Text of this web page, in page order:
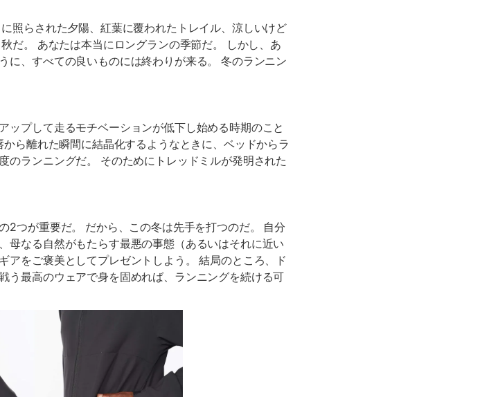
照らされた夕陽、紅葉に覆われたトレイル、涼しいけど
だ。 あなたは本当にロングランの季節だ。 しかし、あ
に、すべての良いものには終わりが来る。 冬のランニン
ップして走るモチベーションが低下し始める時期のこと
ら離れた瞬間に結晶化するようなときに、ベッドからラ
のランニングだ。 そのためにトレッドミルが発明された
2つが重要だ。 だから、この冬は先手を打つのだ。 自分
母なる自然がもたらす最悪の事態（あるいはそれに近い
アをご褒美としてプレゼントしよう。 結局のところ、ド
う最高のウェアで身を固めれば、ランニングを続ける可